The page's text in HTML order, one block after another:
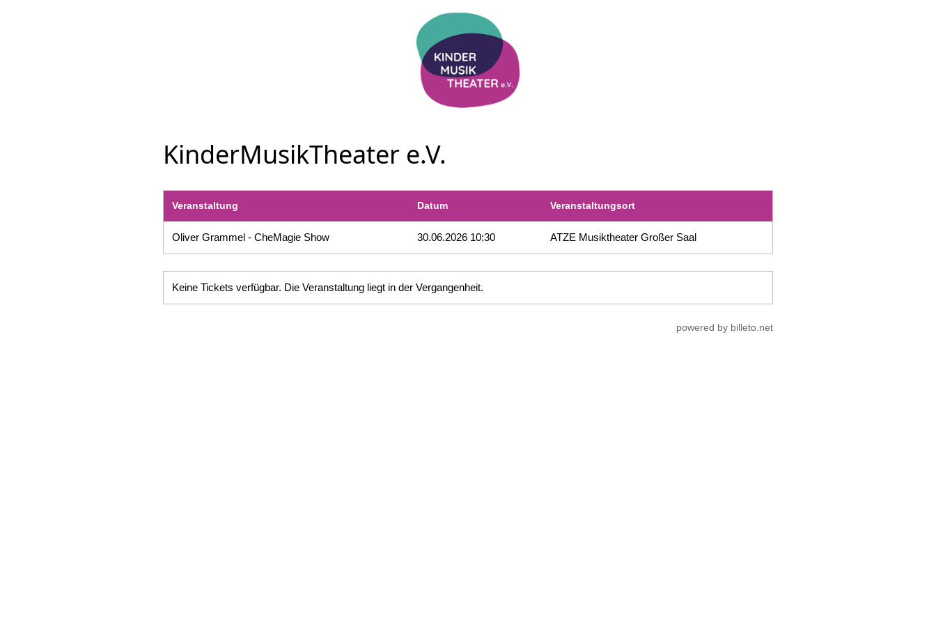
KinderMusikTheater e.V.
Veranstaltung
Oliver Grammel - CheMagie Show
Datum
30.06.2026 10:30
Veranstaltungsort
ATZE Musiktheater Großer Saal
Keine Tickets verfügbar. Die Veranstaltung liegt in der Vergangenheit.
powered by billeto.net